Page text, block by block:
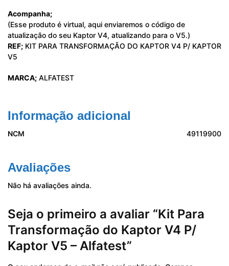
Acompanha;
(Esse produto é virtual, aqui enviaremos o código de
atualização do seu Kaptor V4, atualizando para o V5.)
REF; KIT PARA TRANSFORMAÇÃO DO KAPTOR V4 P/ KAPTOR
V5
MARCA; ALFATEST
Informação adicional
NCM 49119900
Avaliações
Não há avaliações ainda.
Seja o primeiro a avaliar “Kit Para
Transformação do Kaptor V4 P/
Kaptor V5 – Alfatest”